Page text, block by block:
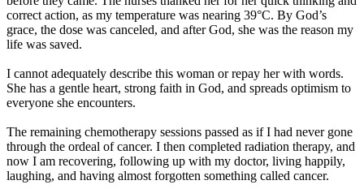
correct action, as my temperature was nearing 39°C. By God’s
grace, the dose was canceled, and after God, she was the reason my
life was saved.
I cannot adequately describe this woman or repay her with words.
She has a gentle heart, strong faith in God, and spreads optimism to
everyone she encounters.
The remaining chemotherapy sessions passed as if I had never gone
through the ordeal of cancer. I then completed radiation therapy, and
now I am recovering, following up with my doctor, living happily,
laughing, and having almost forgotten something called cancer.